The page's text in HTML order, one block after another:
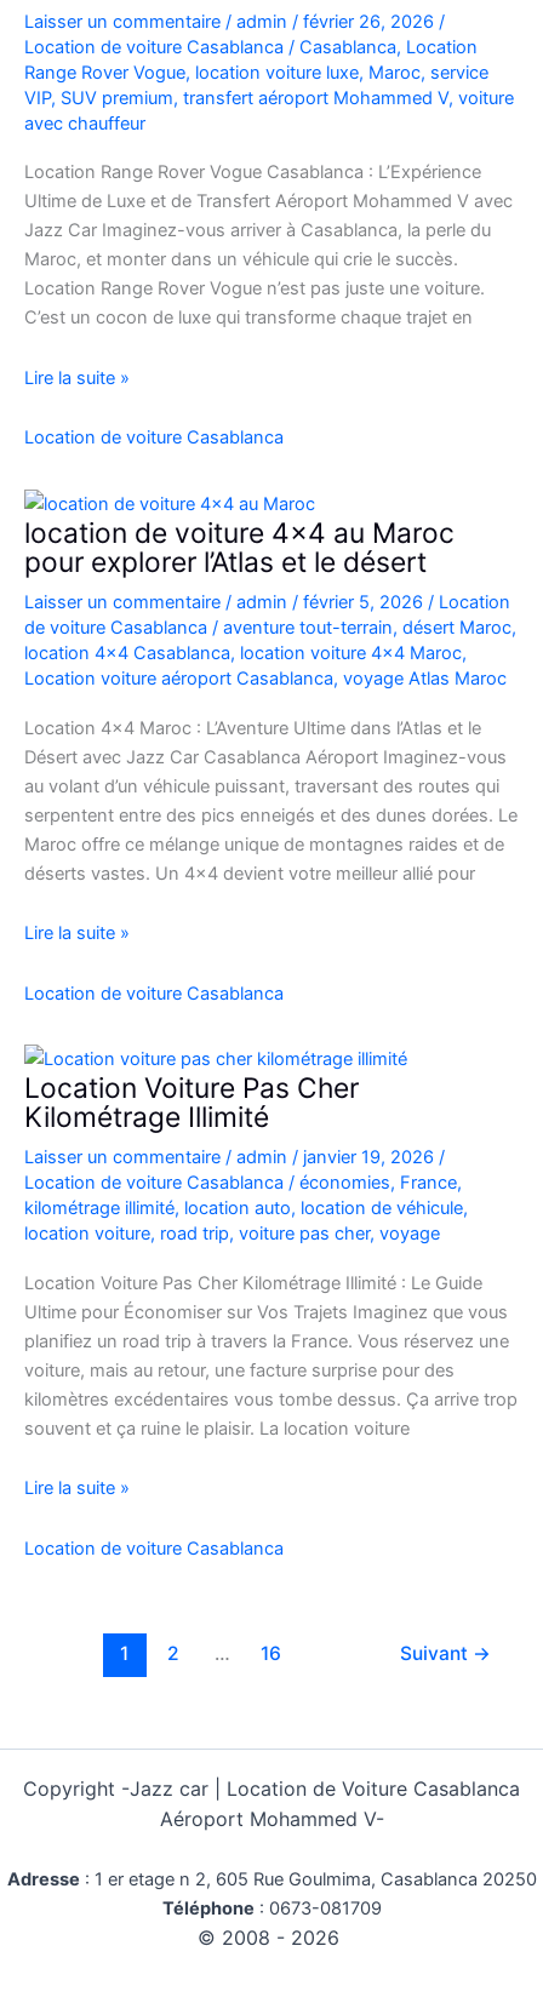
V
Laisser un commentaire / admin / février 26, 2026 /
Location de voiture Casablanca / Casablanca, Location
Range Rover Vogue, location voiture luxe, Maroc, service
VIP, SUV premium, transfert aéroport Mohammed V, voiture
avec chauffeur
Location Range Rover Vogue Casablanca : L’Expérience
Ultime de Luxe et de Transfert Aéroport Mohammed V avec
Jazz Car Imaginez-vous arriver à Casablanca, la perle du
Maroc, et monter dans un véhicule qui crie le succès.
Location Range Rover Vogue n’est pas juste une voiture.
C’est un cocon de luxe qui transforme chaque trajet en
Location
Rover
Casablanca
Lire la suite »
Location de voiture Casablanca
location de voiture 4×4 au Maroc
pour explorer l’Atlas et le désert
Laisser un commentaire / admin / février 5, 2026 / Location
de voiture Casablanca / aventure tout-terrain, désert Maroc,
location 4x4 Casablanca, location voiture 4x4 Maroc,
Location voiture aéroport Casablanca, voyage Atlas Maroc
Location 4×4 Maroc : L’Aventure Ultime dans l’Atlas et le
Désert avec Jazz Car Casablanca Aéroport Imaginez-vous
au volant d’un véhicule puissant, traversant des routes qui
serpentent entre des pics enneigés et des dunes dorées. Le
Maroc offre ce mélange unique de montagnes raides et de
déserts vastes. Un 4×4 devient votre meilleur allié pour
location
voiture
au
Maroc
pour
explorer
l’Atlas
et
le
Lire la suite »
Location de voiture Casablanca
Location Voiture Pas Cher
Kilométrage Illimité
Laisser un commentaire / admin / janvier 19, 2026 /
Location de voiture Casablanca / économies, France,
kilométrage illimité, location auto, location de véhicule,
location voiture, road trip, voiture pas cher, voyage
Location Voiture Pas Cher Kilométrage Illimité : Le Guide
Ultime pour Économiser sur Vos Trajets Imaginez que vous
planifiez un road trip à travers la France. Vous réservez une
voiture, mais au retour, une facture surprise pour des
kilomètres excédentaires vous tombe dessus. Ça arrive trop
souvent et ça ruine le plaisir. La location voiture
Location
Pas
Lire la suite »
Location de voiture Casablanca
1 2 … 16 Suivant →
Copyright -Jazz car | Location de Voiture Casablanca
Aéroport Mohammed V-
Adresse : 1 er etage n 2, 605 Rue Goulmima, Casablanca 20250
Téléphone : 0673-081709
© 2008 - 2026